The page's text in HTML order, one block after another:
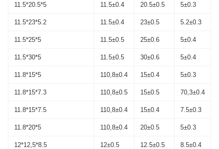
11.5*20.5*5 11.5±0.4 20.5±0.5 5±0.3
11.5*23*5.2 11.5±0.4 23±0.5 5.2±0.3
11.5*25*5 11.5±0.5 25±0.6 5±0.4
11.5*30*5 11.5±0.5 30±0.6 5±0.4
11.8*15*5 110,8±0.4 15±0.4 5±0.3
11.8*15*7.3 110,8±0.5 15±0.5 70,3±0.4
11.8*15*7.5 110,8±0.4 15±0.4 7.5±0.3
11.8*20*5 110,8±0.4 20±0.5 5±0.3
12*12,5*8.5 12±0.5 12.5±0.5 8.5±0.4